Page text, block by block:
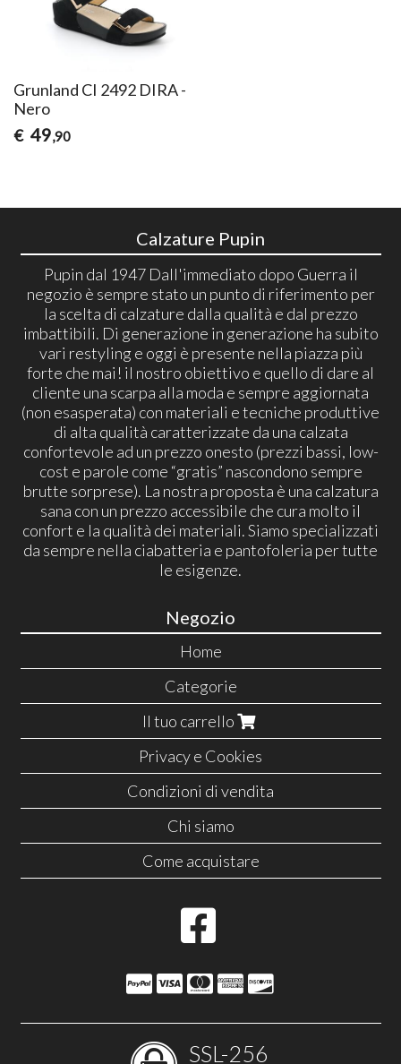
Grunland CI 2492 DIRA -
Nero
€ 49,90
Calzature Pupin
Pupin dal 1947 Dall'immediato dopo Guerra il
negozio è sempre stato un punto di riferimento per
la scelta di calzature dalla qualità e dal prezzo
imbattibili. Di generazione in generazione ha subito
vari restyling e oggi è presente nella piazza più
forte che mai! il nostro obiettivo e quello di dare al
cliente una scarpa alla moda e sempre aggiornata
(non esasperata) con materiali e tecniche produttive
di alta qualità caratterizzate da una calzata
confortevole ad un prezzo onesto (prezzi bassi, low-
cost e parole come “gratis” nascondono sempre
brutte sorprese). La nostra proposta è una calzatura
sana con un prezzo accessibile che cura molto il
confort e la qualità dei materiali. Siamo specializzati
da sempre nella ciabatteria e pantofoleria per tutte
le esigenze.
Negozio
Home
Categorie
Il tuo carrello
Privacy e Cookies
Condizioni di vendita
Chi siamo
Come acquistare
SSL-256